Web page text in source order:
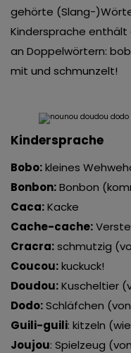
gehörte (Slang-
Kindersprache
an Doppelwörtern:
mit und schmunzelt!
Kindersprache
Bobo:kleines
Bonbon:Bonbon
Caca:Kacke
Cache-cache:
Cracra:schmutzig
Coucou:kuckuck!
Doudou:Kuscheltier
Dodo:Schläfchen
Guili-guili: kitzeln (wie
Joujou: Spielzeug